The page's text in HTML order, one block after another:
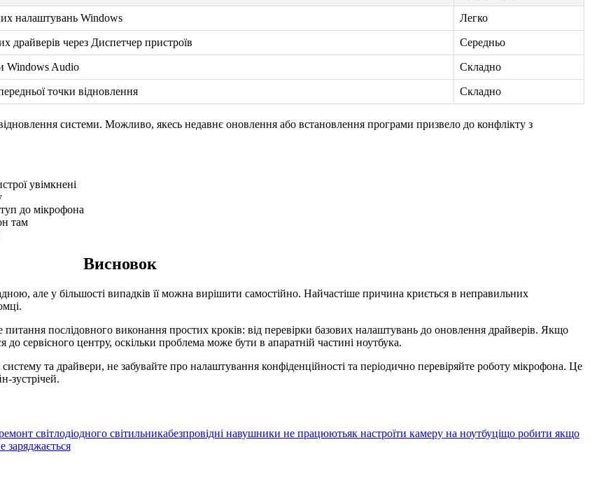
налаштувань Windows Легко
драйверів через Диспетчер пристроїв Середньо
Windows Audio Складно
точки відновлення Складно
системи. Можливо, якесь недавнє оновлення або встановлення програми призвело до конфлікту з
увімкнені
до мікрофона
там
Висновок
але у більшості випадків її можна вирішити самостійно. Найчастіше причина криється в неправильних
питання послідовного виконання простих кроків: від перевірки базових налаштувань до оновлення драйверів. Якщо
сервісного центру, оскільки проблема може бути в апаратній частині ноутбука.
та драйвери, не забувайте про налаштування конфіденційності та періодично перевіряйте роботу мікрофона. Це
зустрічей.
світлодіодного світильникабезпровідні навушники не працюютьяк настроїти камеру на ноутбуціщо робити якщо
заряджається